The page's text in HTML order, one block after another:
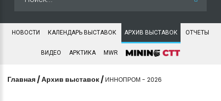
НОВОСТИ КАЛЕНДАРЬ ВЫСТАВОК АРХИВ ВЫСТАВОК ОТЧЕТЫ
ВИДЕО АРКТИКА MWR
Главная /Архив выставок / ИННОПРОМ - 2026